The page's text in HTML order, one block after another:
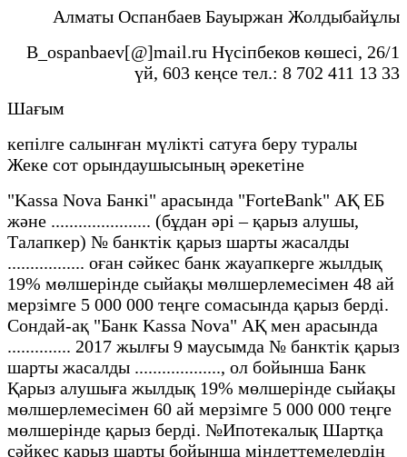
Алматы Оспанбаев Бауыржан Жолдыбайұлы
B_ospanbaev[@]mail.ru Нүсіпбеков көшесі, 26/1
үй, 603 кеңсе тел.: 8 702 411 13 33
Шағым
кепілге салынған мүлікті сатуға беру туралы
Жеке сот орындаушысының әрекетіне
"Kassa Nova Банкі" арасында "ForteBank" АҚ ЕБ
және ...................... (бұдан әрі – қарыз алушы,
Талапкер) № банктік қарыз шарты жасалды
................. оған сәйкес банк жауапкерге жылдық
19% мөлшерінде сыйақы мөлшерлемесімен 48 ай
мерзімге 5 000 000 теңге сомасында қарыз берді.
Сондай-ақ "Банк Kassa Nova" АҚ мен арасында
.............. 2017 жылғы 9 маусымда № банктік қарыз
шарты жасалды ..................., ол бойынша Банк
Қарыз алушыға жылдық 19% мөлшерінде сыйақы
мөлшерлемесімен 60 ай мерзімге 5 000 000 теңге
мөлшерінде қарыз берді. №Ипотекалық Шартқа
сәйкес қарыз шарты бойынша міндеттемелердің